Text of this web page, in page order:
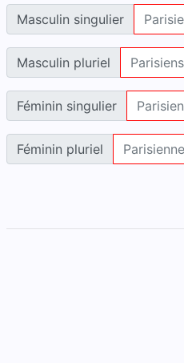
Masculin singulier
Masculin pluriel
Féminin singulier
Féminin pluriel